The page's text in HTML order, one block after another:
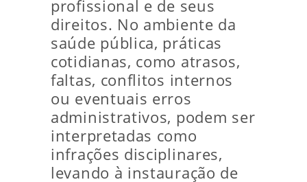
profissional e de seus
direitos. No ambiente da
saúde pública, práticas
cotidianas, como atrasos,
faltas, conflitos internos
ou eventuais erros
administrativos, podem ser
interpretadas como
infrações disciplinares,
levando à instauração de